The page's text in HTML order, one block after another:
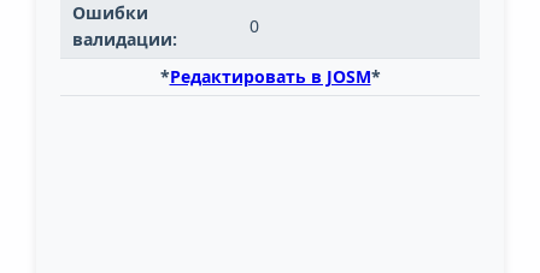
Ошибки
валидации:
0
*Редактировать в JOSM*